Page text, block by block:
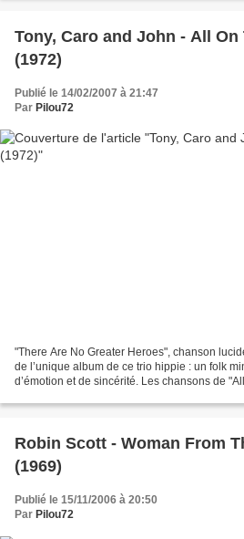
Tony, Caro and John - All On
(1972)
Publié le 14/02/2007 à 21:47
Par Pilou72
"There Are No Greater Heroes", chanson
de l’unique album de ce trio hippie : un folk
d’émotion et de sincérité. Les chansons de
Robin Scott - Woman From
(1969)
Publié le 15/11/2006 à 20:50
Par Pilou72